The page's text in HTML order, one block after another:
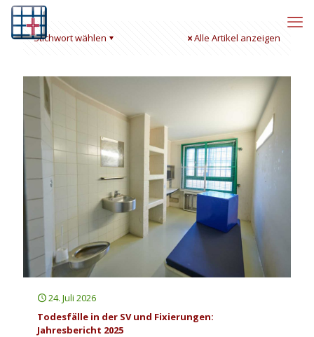
Stichwort wählen Alle Artikel anzeigen
24. Juli 2026
Todesfälle in der SV und Fixierungen:
Jahresbericht 2025